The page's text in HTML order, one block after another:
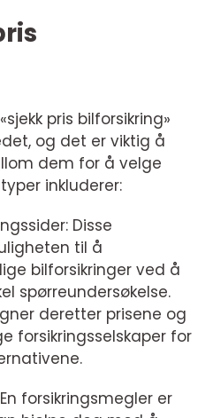
pris bilforsikring»
og det er viktig å
dem for å velge
inkluderer:
Disse
til å
bilforsikringer ved å
spørreundersøkelse.
deretter prisene og
forsikringsselskaper for
forsikringsmegler er